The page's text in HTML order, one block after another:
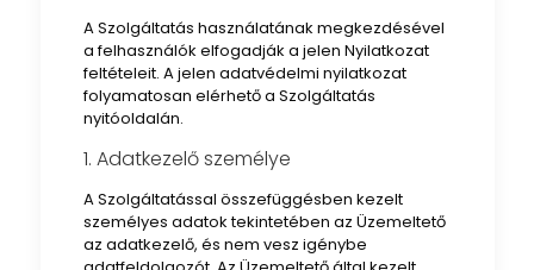
A Szolgáltatás használatának megkezdésével
a felhasználók elfogadják a jelen Nyilatkozat
feltételeit. A jelen adatvédelmi nyilatkozat
folyamatosan elérhető a Szolgáltatás
nyitóoldalán.
1. Adatkezelő személye
A Szolgáltatással összefüggésben kezelt
személyes adatok tekintetében az Üzemeltető
az adatkezelő, és nem vesz igénybe